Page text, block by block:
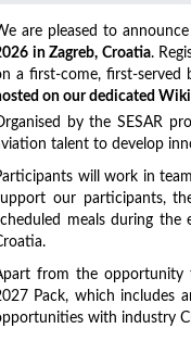
are pleased to
in Zagreb, Croatia.
a first-come, first-served
on our dedicated
by the SESAR
talent to develop
will work in
our participants,
meals during
from the opportunity
Pack, which includes
with industry